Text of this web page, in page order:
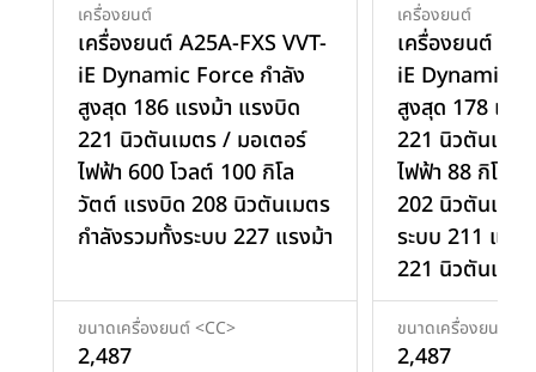
เครื่องยนต์
เครื่องยนต์ A25A-FXS VVT-
iE Dynamic Force กำลัง
สูงสุด 186 แรงม้า แรงบิด
221 นิวตันเมตร / มอเตอร์
ไฟฟ้า 600 โวลต์ 100 กิโล
วัตต์ แรงบิด 208 นิวตันเมตร
กำลังรวมทั้งระบบ 227 แรงม้า
ขนาดเครื่องยนต์ <CC>
2,487
เครื่องยนต์
เครื่องยนต์
iE Dynamic
สูงสุด 178 แร
221 นิวตันเมต
ไฟฟ้า 88 กิโลวั
202 นิวตันเมต
ระบบ 211 แรง
221 นิวตันเมตร
ขนาดเครื่องยนต์
2,487